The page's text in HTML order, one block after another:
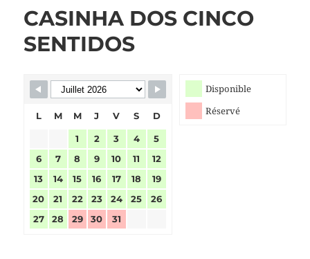
Skip Booking Form
CASINHA DOS CINCO
SENTIDOS
Disponible
Réservé
L M M J V S D
1 2 3 4
5
6
7 8 9 10 11
12
13
14 15 16 17 18
19
20
21 22 23 24 25
26
27
28 29 30 31